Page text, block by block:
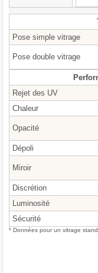
Pose simple vitrage
Pose double vitrage
Rejet des UV
Chaleur
Opacité
Dépoli
Miroir
Discrétion
Luminosité
Sécurité
* Données pour un vitrage